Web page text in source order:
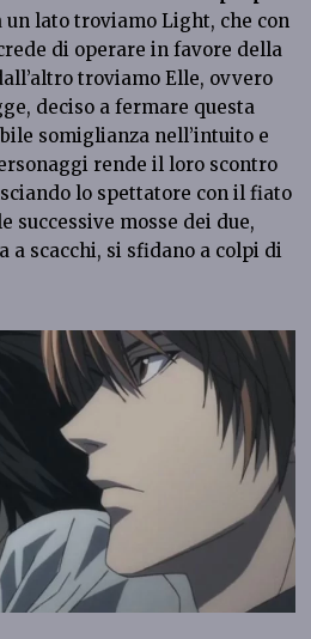
un lato troviamo Light, che con
di operare in favore della
troviamo Elle, ovvero
deciso a fermare questa
somiglianza nell’intuito e
rende il loro scontro
lo spettatore con il fiato
successive mosse dei due,
a scacchi, si sfidano a colpi di